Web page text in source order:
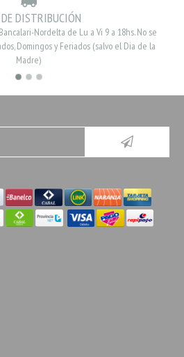
DISTRIBUCIÓN
Nordelta de Lu a Vi 9 a 18hs. No se
Domingos y Feriados (salvo el Dia de la
Madre)